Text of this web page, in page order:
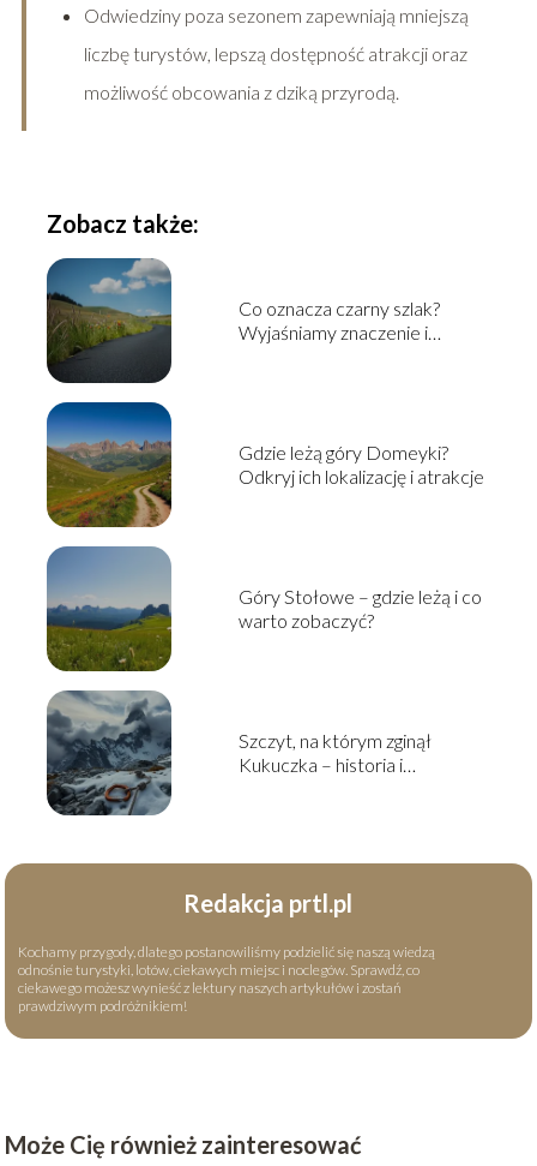
Odwiedziny poza sezonem zapewniają mniejszą
liczbę turystów, lepszą dostępność atrakcji oraz
możliwość obcowania z dziką przyrodą.
Zobacz także:
Co oznacza czarny szlak?
Wyjaśniamy znaczenie i
Gdzie leżą góry Domeyki?
Odkryj ich lokalizację i atrakcje
Góry Stołowe – gdzie leżą i co
warto zobaczyć?
Szczyt, na którym zginął
Kukuczka – historia i
Redakcja prtl.pl
Kochamy przygody, dlatego postanowiliśmy podzielić się naszą wiedzą
odnośnie turystyki, lotów, ciekawych miejsc i noclegów. Sprawdź, co
ciekawego możesz wynieść z lektury naszych artykułów i zostań
prawdziwym podróżnikiem!
Może Cię również zainteresować